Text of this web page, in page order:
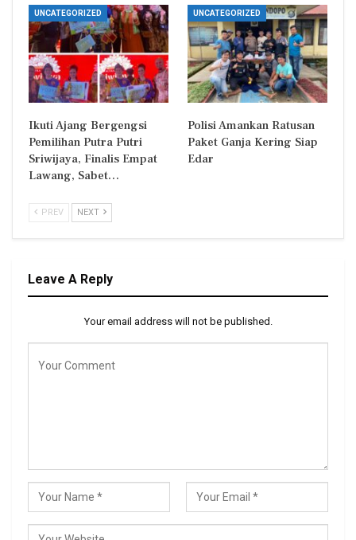
UNCATEGORIZED
Ikuti Ajang Bergengsi
Pemilihan Putra Putri
Sriwijaya, Finalis Empat
Lawang, Sabet…
UNCATEGORIZED
Polisi Amankan Ratusan
Paket Ganja Kering Siap
Edar
PREV NEXT
Leave A Reply
Your email address will not be published.